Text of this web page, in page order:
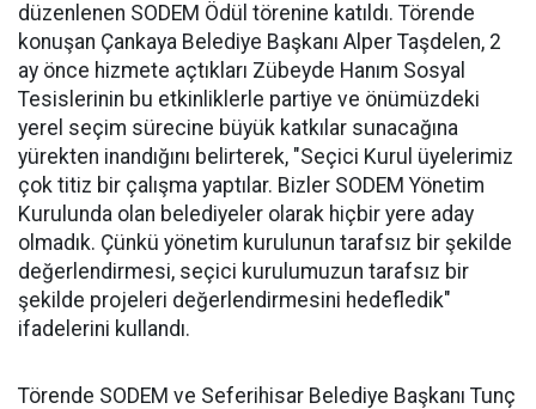
düzenlenen SODEM Ödül törenine katıldı. Törende
konuşan Çankaya Belediye Başkanı Alper Taşdelen, 2
ay önce hizmete açtıkları Zübeyde Hanım Sosyal
Tesislerinin bu etkinliklerle partiye ve önümüzdeki
yerel seçim sürecine büyük katkılar sunacağına
yürekten inandığını belirterek, "Seçici Kurul üyelerimiz
çok titiz bir çalışma yaptılar. Bizler SODEM Yönetim
Kurulunda olan belediyeler olarak hiçbir yere aday
olmadık. Çünkü yönetim kurulunun tarafsız bir şekilde
değerlendirmesi, seçici kurulumuzun tarafsız bir
şekilde projeleri değerlendirmesini hedefledik"
ifadelerini kullandı.
Törende SODEM ve Seferihisar Belediye Başkanı Tunç